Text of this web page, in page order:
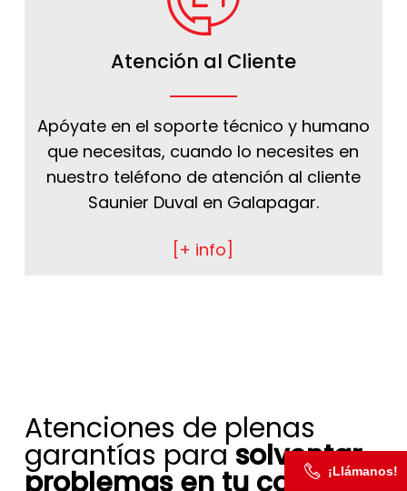
Atención al Cliente
Apóyate en el soporte técnico y humano
que necesitas, cuando lo necesites en
nuestro teléfono de atención al cliente
Saunier Duval en Galapagar.
[+ info]
Atenciones de plenas
garantías parasolventar
problemas en tu caldera¡Llámanos!